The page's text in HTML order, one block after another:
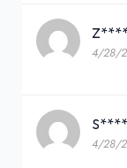
4/28/
4/28/